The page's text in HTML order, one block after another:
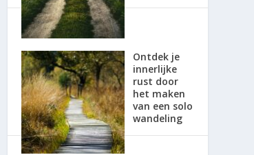
Ontdek je
innerlijke
rust door
het maken
van een solo
wandeling